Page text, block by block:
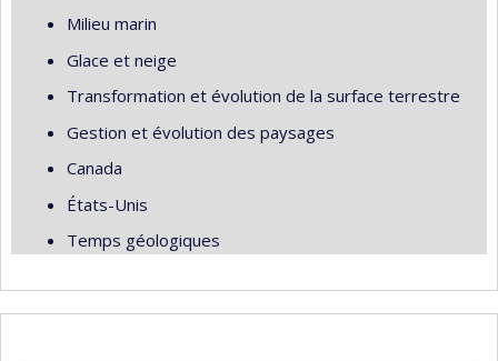
Milieu marin
Glace et neige
Transformation et évolution de la surface terrestre
Gestion et évolution des paysages
Canada
États-Unis
Temps géologiques